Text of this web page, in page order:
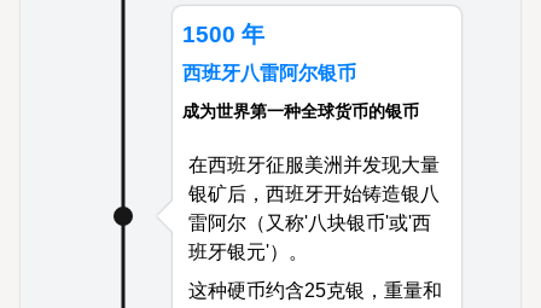
复杂金融工具的发展，同时启
发了包括威尼斯杜卡特在内的
类似金币的创立。
1500 年
西班牙八雷阿尔银币
成为世界第一种全球货币的银币
在西班牙征服美洲并发现大量
银矿后，西班牙开始铸造银八
雷阿尔（又称'八块银币'或'西
班牙银元'）。
这种硬币约含25克银，重量和